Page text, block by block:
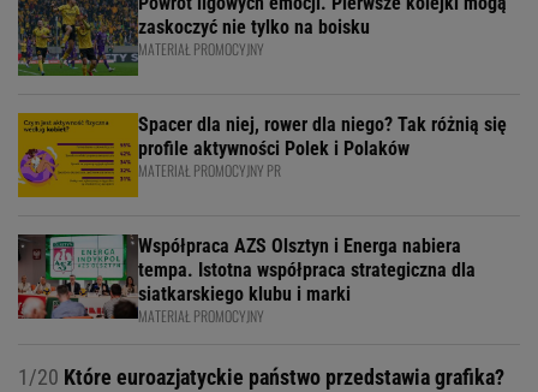
zaskoczyć nie tylko na boisku
MATERIAŁ PROMOCYJNY
Spacer dla niej, rower dla niego? Tak różnią się
profile aktywności Polek i Polaków
MATERIAŁ PROMOCYJNY PR
Współpraca AZS Olsztyn i Energa nabiera
tempa. Istotna współpraca strategiczna dla
siatkarskiego klubu i marki
MATERIAŁ PROMOCYJNY
1/20 Które euroazjatyckie państwo przedstawia grafika?